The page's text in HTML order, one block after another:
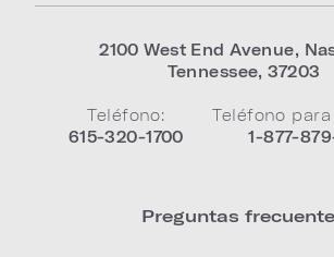
2100 West End Avenue,
Tennessee,37203
Teléfono:
615-320-1700
Teléfono
1-877-
Preguntas